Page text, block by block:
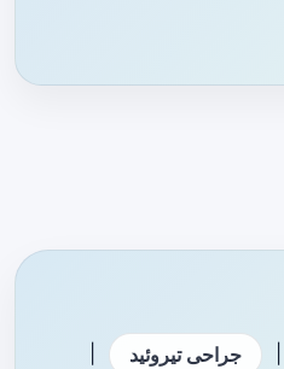
جراحی تیروئید